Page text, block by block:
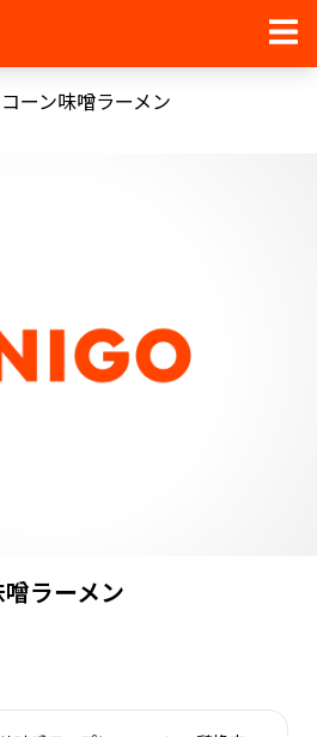
ーン味噌ラーメン
ラーメン